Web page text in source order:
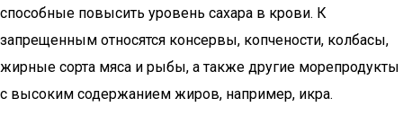
способные повысить уровень сахара в крови. К
запрещенным относятся консервы, копчености, колбасы,
жирные сорта мяса и рыбы, а также другие морепродукты
с высоким содержанием жиров, например, икра.